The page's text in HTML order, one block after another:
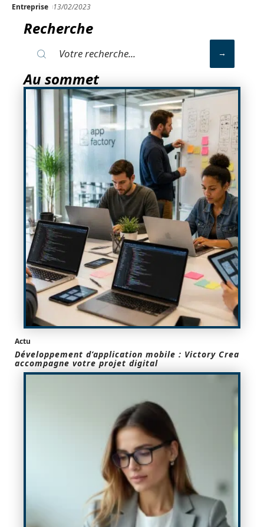
Entreprise 13/02/2023
Recherche
Au sommet
Actu
Développement d’application mobile : Victory Crea
accompagne votre projet digital